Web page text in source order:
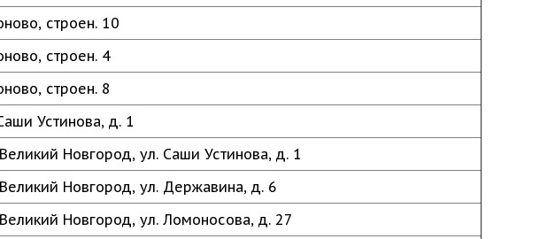
строен. 10
строен. 4
строен. 8
Устинова, д. 1
Новгород, ул. Саши Устинова, д. 1
Новгород, ул. Державина, д. 6
Новгород, ул. Ломоносова, д. 27